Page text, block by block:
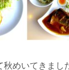
秋めいてきまし